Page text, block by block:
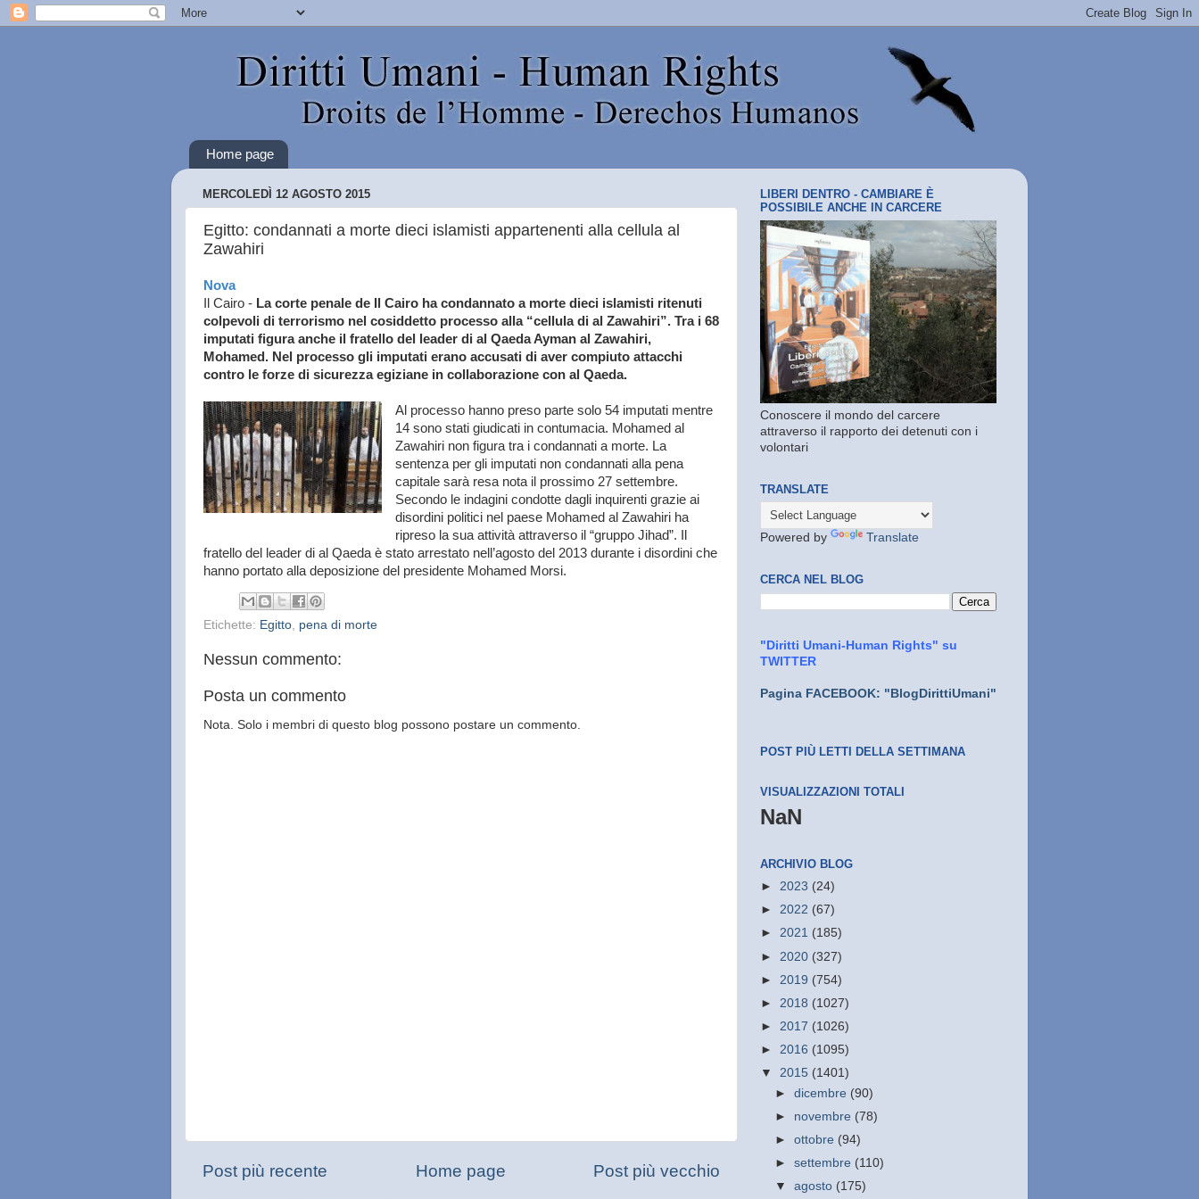
Home page
MERCOLEDÌ 12 AGOSTO 2015
Egitto: condannati a morte dieci islamisti appartenenti alla cellula al
Zawahiri
Nova
Il Cairo - La corte penale de Il Cairo ha condannato a morte dieci islamisti ritenuti
colpevoli di terrorismo nel cosiddetto processo alla “cellula di al Zawahiri”. Tra i 68
imputati figura anche il fratello del leader di al Qaeda Ayman al Zawahiri,
Mohamed. Nel processo gli imputati erano accusati di aver compiuto attacchi
contro le forze di sicurezza egiziane in collaborazione con al Qaeda.
Al processo hanno preso parte solo 54 imputati mentre
14 sono stati giudicati in contumacia. Mohamed al
Zawahiri non figura tra i condannati a morte. La
sentenza per gli imputati non condannati alla pena
capitale sarà resa nota il prossimo 27 settembre.
Secondo le indagini condotte dagli inquirenti grazie ai
disordini politici nel paese Mohamed al Zawahiri ha
ripreso la sua attività attraverso il “gruppo Jihad”. Il
fratello del leader di al Qaeda è stato arrestato nell’agosto del 2013 durante i disordini che
hanno portato alla deposizione del presidente Mohamed Morsi.
Etichette: Egitto pena di morte
Nessun commento:
Posta un commento
Nota. Solo i membri di questo blog possono postare un commento.
Post più recente Post più vecchio
Home page
LIBERI DENTRO - CAMBIARE È
POSSIBILE ANCHE IN CARCERE
Conoscere il mondo del carcere
attraverso il rapporto dei detenuti con i
volontari
TRANSLATE
Powered by Translate
CERCA NEL BLOG
"Diritti Umani-Human Rights" su
TWITTER
Pagina FACEBOOK: "BlogDirittiUmani"
POST PIÙ LETTI DELLA SETTIMANA
VISUALIZZAZIONI TOTALI
NaN
ARCHIVIO BLOG
► 2023 (24)
► 2022 (67)
► 2021 (185)
► 2020 (327)
► 2019 (754)
► 2018 (1027)
► 2017 (1026)
► 2016 (1095)
▼ 2015 (1401)
►dicembre (90)
► novembre (78)
►ottobre (94)
►settembre (110)
▼agosto (175)